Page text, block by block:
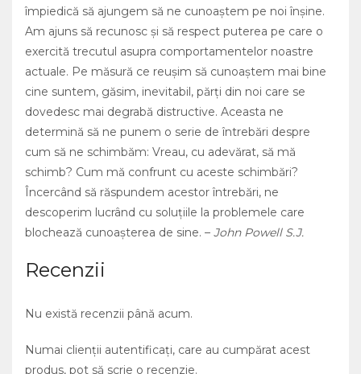
împiedică să ajungem să ne cunoaştem pe noi înşine.
Am ajuns să recunosc şi să respect puterea pe care o
exercită trecutul asupra comportamentelor noastre
actuale. Pe măsură ce reuşim să cunoaştem mai bine
cine suntem, găsim, inevitabil, părţi din noi care se
dovedesc mai degrabă distructive. Aceasta ne
determină să ne punem o serie de întrebări despre
cum să ne schimbăm: Vreau, cu adevărat, să mă
schimb? Cum mă confrunt cu aceste schimbări?
Încercând să răspundem acestor întrebări, ne
descoperim lucrând cu soluţiile la problemele care
blochează cunoaşterea de sine. – John Powell S.J.
Recenzii
Nu există recenzii până acum.
Numai clienții autentificați, care au cumpărat acest
produs, pot să scrie o recenzie.